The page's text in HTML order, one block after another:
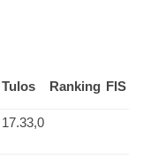
Tulos Ranking FIS
17.33,0